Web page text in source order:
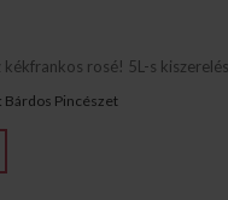
rosé! 5L-s
Bárdos Pincészet